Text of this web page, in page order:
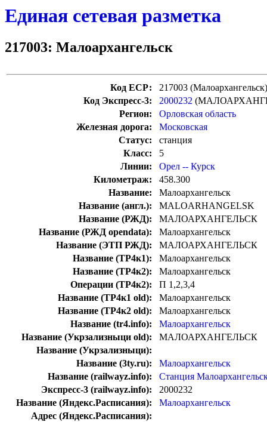
Единая сетевая разметка
217003: Малоархангельск
Код ЕСР:
217003 (Малоархангельск)
Код Экспресс-3:
2000232
Регион:
Орловская область
Железная дорога:
Московская
Статус:
станция
Класс:
5
Линии:
Орел -- Курск
Километраж:
458.300
Название:
Малоархангельск
Название (англ.):
MALOARHANGELSK
Название (РЖД):
МАЛОАРХАНГЕЛЬСК
Название (РЖД opendata):
Малоархангельск
Название (ЭТП РЖД):
МАЛОАРХАНГЕЛЬСК
Название (ТР4к1):
Малоархангельск
Название (ТР4к2):
Малоархангельск
Операции (ТР4к2):
П 1,2,3,4
Название (ТР4к1 old):
Малоархангельск
Название (ТР4к2 old):
Малоархангельск
Название (tr4.info):
Малоархангельск
Название (Укрзализныци old):
МАЛОАРХАНГЕЛЬСК
Название (Укрзализныци):
Название (3ty.ru):
Малоархангельск
Название (railwayz.info):
Станция
Экспресс-3 (railwayz.info):
2000232
Название (Яндекс.Расписания):
Малоархангельск
Адрес (Яндекс.Расписания):